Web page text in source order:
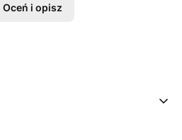
Oceń i opisz